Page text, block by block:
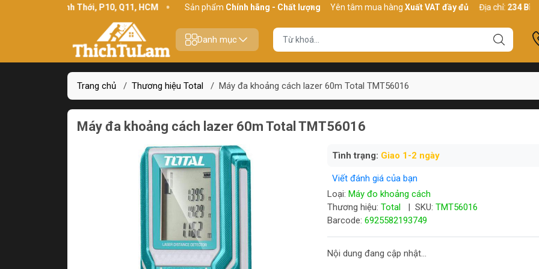
234 Bình Thới, P10, Q11, HCM Sản phẩmChính hãng - Chất lượng Yên tâm mua hàngXuất VAT đầy đủ Địa chỉ: 234 Bình Thới,
Danh mục
Trang chủ / Thương hiệu Total / Máy đa khoảng cách lazer 60m Total TMT56016
Máy đa khoảng cách lazer 60m Total TMT56016
Tình trạng: Giao 1-2 ngày
Viết đánh giá của bạn
Loại: Máy đo khoảng cách
Thương hiệu: Total | SKU: TMT56016
Barcode: 6925582193749
Nội dung đang cập nhật...